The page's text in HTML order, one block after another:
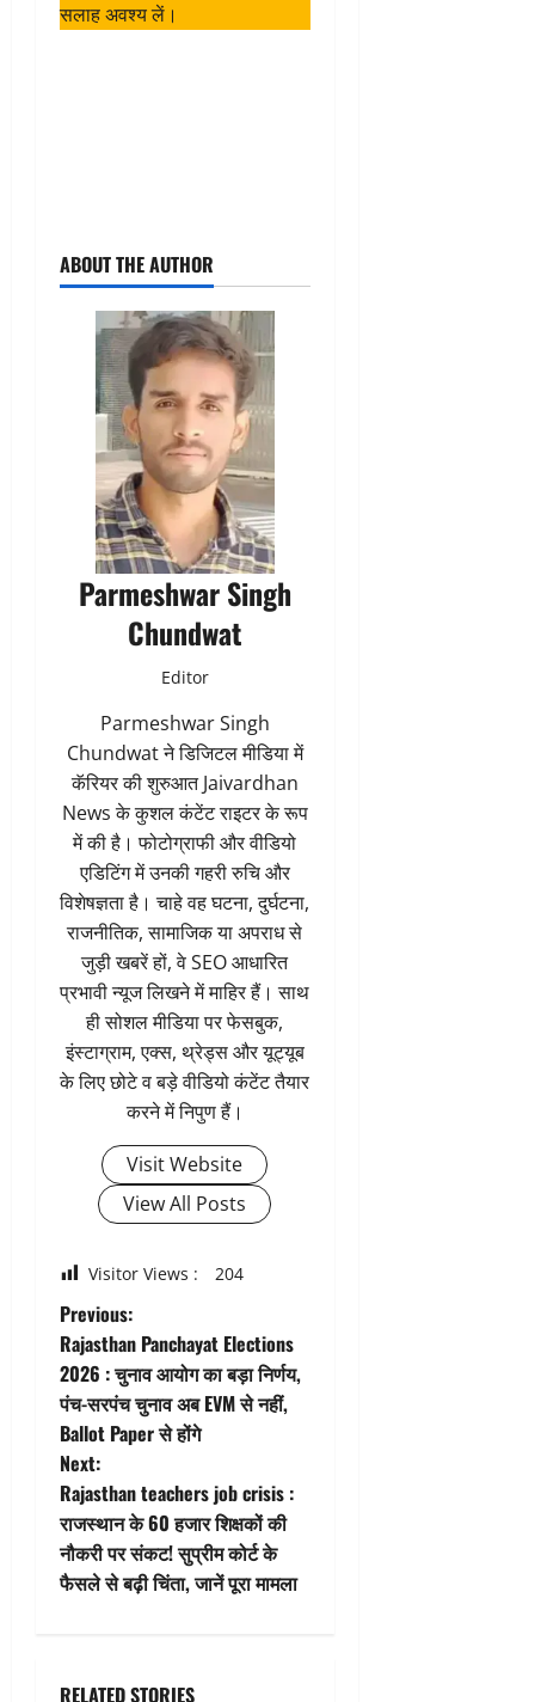
सलाह अवश्य लें।
ABOUT THE AUTHOR
Parmeshwar Singh
Chundwat
Editor
Parmeshwar Singh
Chundwat ने डिजिटल मीडिया में
कॅरियर की शुरुआत Jaivardhan
News के कुशल कंटेंट राइटर के रूप
में की है। फोटोग्राफी और वीडियो
एडिटिंग में उनकी गहरी रुचि और
विशेषज्ञता है। चाहे वह घटना, दुर्घटना,
राजनीतिक, सामाजिक या अपराध से
जुड़ी खबरें हों, वे SEO आधारित
प्रभावी न्यूज लिखने में माहिर हैं। साथ
ही सोशल मीडिया पर फेसबुक,
इंस्टाग्राम, एक्स, थ्रेड्स और यूट्यूब
के लिए छोटे व बड़े वीडियो कंटेंट तैयार
करने में निपुण हैं।
Visit Website
View All Posts
Visitor Views : 204
P
o
s
t
n
a
i
Previous:
Rajasthan Panchayat Elections
2026 : चुनाव आयोग का बड़ा निर्णय,
पंच-सरपंच चुनाव अब EVM से नहीं,
Ballot Paper से होंगे
Next:
Rajasthan teachers job crisis :
राजस्थान के 60 हजार शिक्षकों की
नौकरी पर संकट! सुप्रीम कोर्ट के
फैसले से बढ़ी चिंता, जानें पूरा मामला
RELATED STORIES